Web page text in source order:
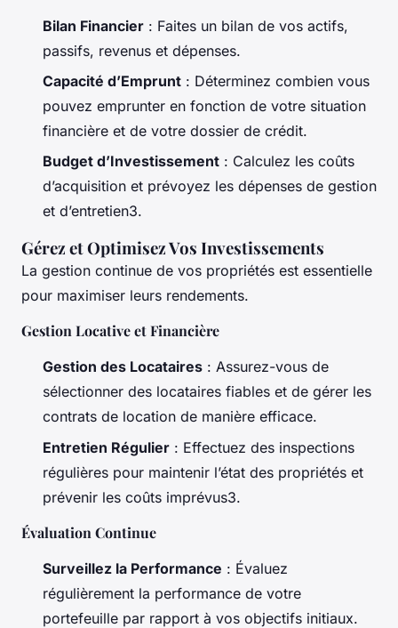
Bilan Financier : Faites un bilan de vos actifs,
passifs, revenus et dépenses.
Capacité d’Emprunt : Déterminez combien vous
pouvez emprunter en fonction de votre situation
financière et de votre dossier de crédit.
Budget d’Investissement : Calculez les coûts
d’acquisition et prévoyez les dépenses de gestion
et d’entretien3.
Gérez et Optimisez Vos Investissements
La gestion continue de vos propriétés est essentielle
pour maximiser leurs rendements.
Gestion Locative et Financière
Gestion des Locataires : Assurez-vous de
sélectionner des locataires fiables et de gérer les
contrats de location de manière efficace.
Entretien Régulier : Effectuez des inspections
régulières pour maintenir l’état des propriétés et
prévenir les coûts imprévus3.
Évaluation Continue
Surveillez la Performance : Évaluez
régulièrement la performance de votre
portefeuille par rapport à vos objectifs initiaux.